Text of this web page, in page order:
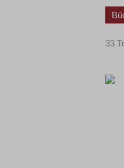
33